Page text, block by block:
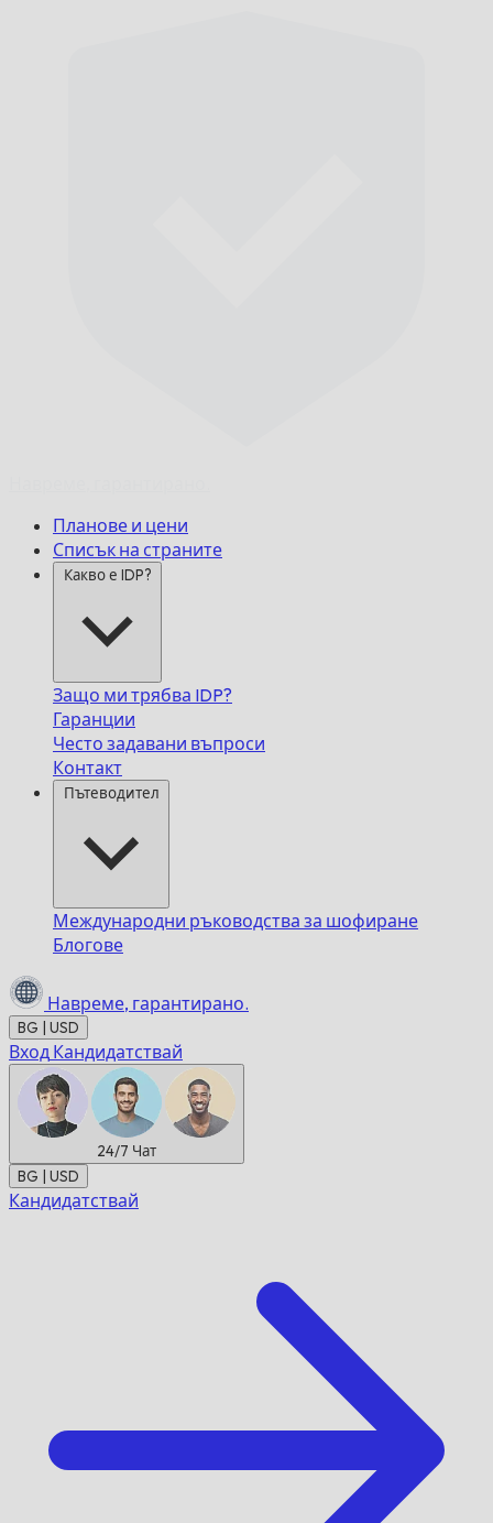
Планове и цени
Списък на страните
Какво е IDP?
Защо ми трябва IDP?
Гаранции
Често задавани въпроси
Контакт
Пътеводител
Международни ръководства за шофиране
Блогове
Навреме, гарантирано.
BG | USD
Вход Кандидатствай
24/7 Чат
BG | USD
Кандидатствай